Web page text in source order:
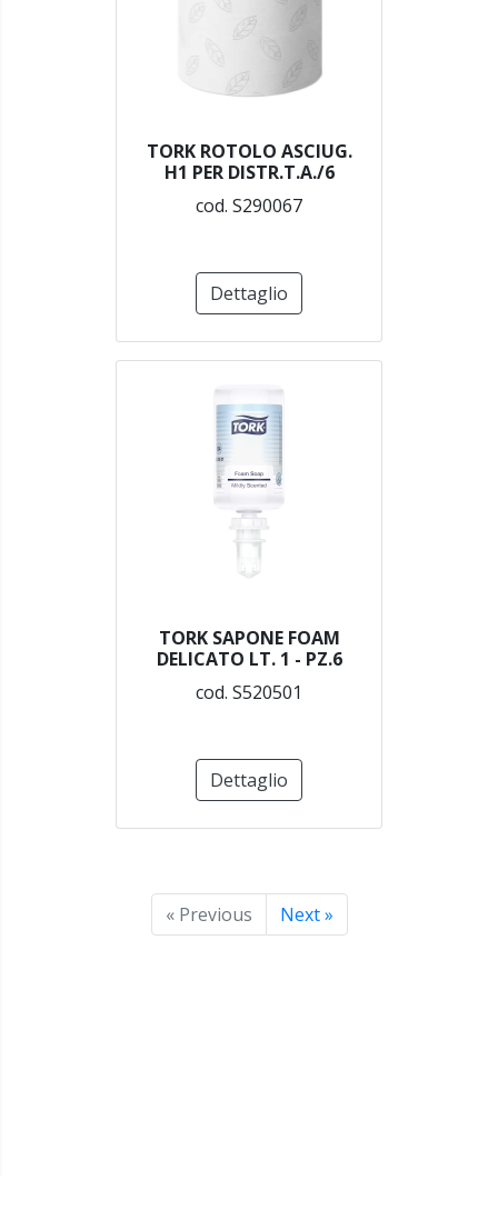
TORK ROTOLO ASCIUG.
H1 PER DISTR.T.A./6
cod. S290067
Dettaglio
TORK SAPONE FOAM
DELICATO LT. 1 - PZ.6
cod. S520501
Dettaglio
« Previous Next »